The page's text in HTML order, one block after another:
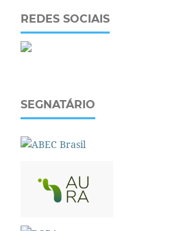
REDES SOCIAIS
SEGNATÁRIO